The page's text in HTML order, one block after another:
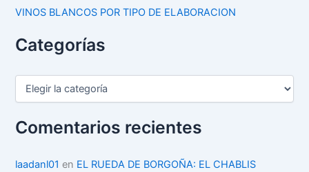
VINOS BLANCOS POR TIPO DE ELABORACION
Categorías
C
e
g
r
Comentarios recientes
laadanl01 en EL RUEDA DE BORGOÑA: EL CHABLIS